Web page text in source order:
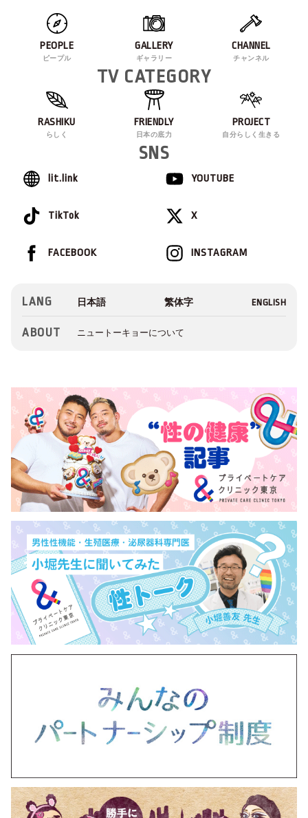
PEOPLE
ピープル
GALLERY
ギャラリー
CHANNEL
チャンネル
TV CATEGORY
RASHIKU
らしく
FRIENDLY
日本の底力
PROJECT
自分らしく生きる
SNS
lit.link YOUTUBE
TikTok X
INSTAGRAM
FACEBOOK
LANG
ABOUT ニュートーキョーについて